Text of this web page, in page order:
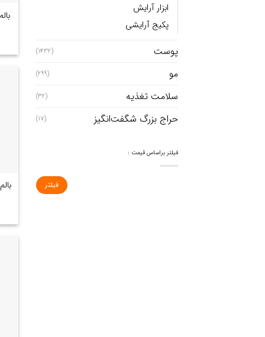
ابزار آرایش
پکیج آرایشی
پوست (1432)
مو (299)
سلامت تغذیه (32)
حراج بزرگ شگفت‌انگیز (17)
فیلتر براساس قیمت :
فیلتر